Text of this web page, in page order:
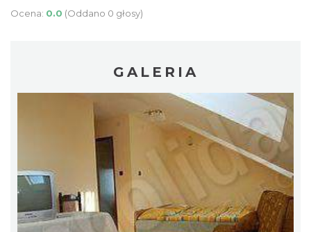
Ocena: 0.0 (Oddano 0 głosy)
GALERIA